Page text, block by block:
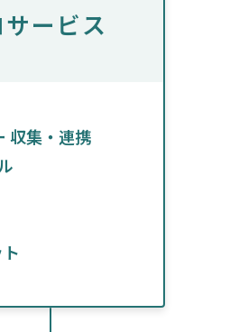
ービス
収集・連携